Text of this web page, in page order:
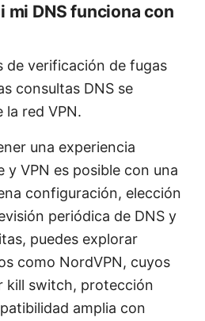
mi DNS funciona con
de verificación de fugas
consultas DNS se
la red VPN.
una experiencia
y VPN es posible con una
configuración, elección
periódica de DNS y
puedes explorar
como NordVPN, cuyos
kill switch, protección
amplia con